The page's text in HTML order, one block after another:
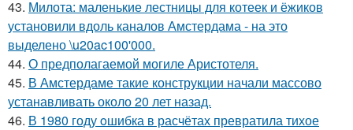
43. Милота: маленькие лестницы для котеек и ёжиков
установили вдоль каналов Амстердама - на это
выделено \u20ac100'000.
44. О предполагаемой могиле Аристотеля.
45. В Амстердаме такие конструкции начали массово
устанавливать около 20 лет назад.
46. В 1980 году oшибка в расчётах превратила тихое